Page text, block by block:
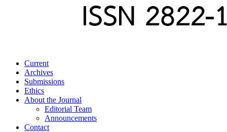
Current
Archives
Submissions
Ethics
About the Journal
Editorial Team
Announcements
Contact